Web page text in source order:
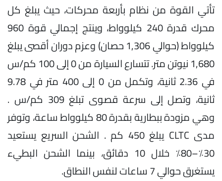
تأتي القوة من نظام بأربعة محركات، حيث يبلغ كل
محرك قدرة 240 كيلوواط، وينتج إجمالي قوة 960
كيلوواط (حوالي 1,306 حصان) وعزم دوران أقصى يبلغ
1,680 نيوتن متر. تتسارع السيارة من 0 إلى 100 كم/س
في 2.36 ثانية، وتكمل من 0 إلى 400 متر في 9.78
ثانية، وتصل إلى سرعة قصوى تبلغ 309 كم/س .
وهي مزودة ببطارية بقدرة 80 كيلوواط ساعة، وتوفر
مدى CLTC يبلغ 450 كم . الشحن السريع يستعيد
30٪–80٪ خلال 10 دقائق، بينما الشحن البطيء
يستغرق حوالي 7 ساعات لنفس النطاق.